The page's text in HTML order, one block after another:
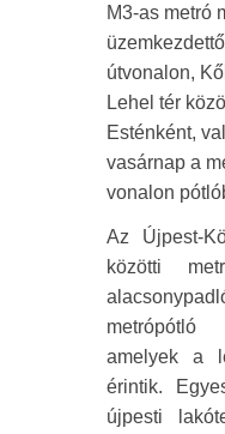
M3-as metró
útvonalon,
Lehel tér
Esténként,
vasárnap a
vonalon
Az Újpest-
közötti
metrópótló
amelyek a
érintik.
újpesti